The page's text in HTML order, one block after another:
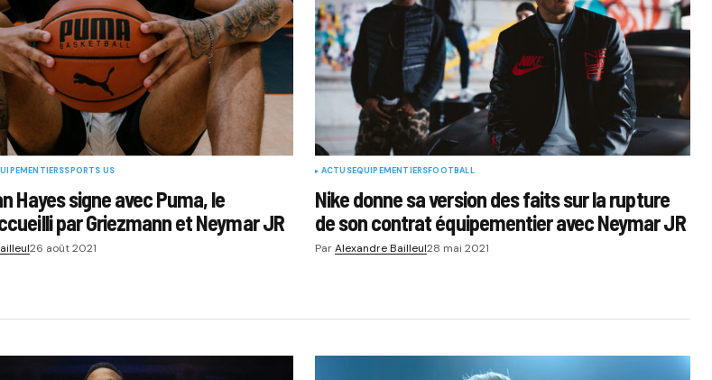
SPORTS US
Hayes signe avec Puma, le
par Griezmann et Neymar JR
26 août 2021
ACTUSEQUIPEMENTIERSFOOTBALL
Nike donne sa version des faits sur la rupture
de son contrat équipementier avec Neymar JR
ParAlexandre Bailleul28 mai 2021